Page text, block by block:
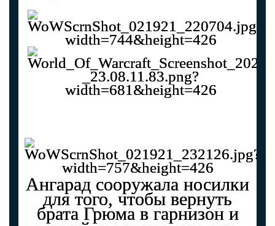
Ангарад сооружала носилки
для того, чтобы вернуть
брата Грюма в гарнизон и